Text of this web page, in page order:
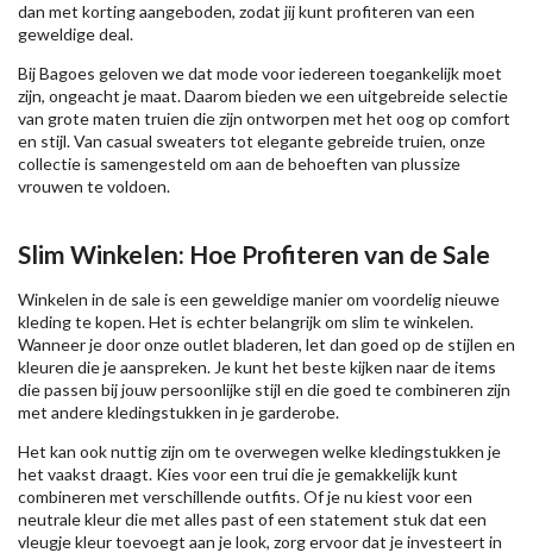
dan met korting aangeboden, zodat jij kunt profiteren van een
geweldige deal.
Bij Bagoes geloven we dat mode voor iedereen toegankelijk moet
zijn, ongeacht je maat. Daarom bieden we een uitgebreide selectie
van grote maten truien die zijn ontworpen met het oog op comfort
en stijl. Van casual sweaters tot elegante gebreide truien, onze
collectie is samengesteld om aan de behoeften van plussize
vrouwen te voldoen.
Slim Winkelen: Hoe Profiteren van de Sale
Winkelen in de sale is een geweldige manier om voordelig nieuwe
kleding te kopen. Het is echter belangrijk om slim te winkelen.
Wanneer je door onze outlet bladeren, let dan goed op de stijlen en
kleuren die je aanspreken. Je kunt het beste kijken naar de items
die passen bij jouw persoonlijke stijl en die goed te combineren zijn
met andere kledingstukken in je garderobe.
Het kan ook nuttig zijn om te overwegen welke kledingstukken je
het vaakst draagt. Kies voor een trui die je gemakkelijk kunt
combineren met verschillende outfits. Of je nu kiest voor een
neutrale kleur die met alles past of een statement stuk dat een
vleugje kleur toevoegt aan je look, zorg ervoor dat je investeert in